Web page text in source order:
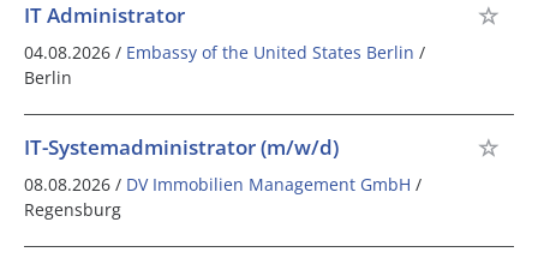
IT Administrator
04.08.2026 / Embassy of the United States Berlin /
Berlin
IT-Systemadministrator (m/w/d)
08.08.2026 / DV Immobilien Management GmbH /
Regensburg